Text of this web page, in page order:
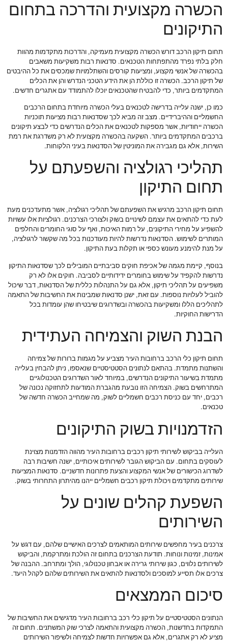
הכשרה מקצועית והדרכה בתחום
התיקונים
תחום תיקון הרכב דורש הכשרה מקצועית מעמיקה, והדרכות מתקדמות מהוות
חלק בלתי נפרד מהתפתחות הטכנאים. סדנאות רבות משקיעות משאבים
בהכשרה של אנשי מקצוע, ומציעות קורסים והשתלמויות שמכסים את כל ההיבטים
של תיקון הרכב. הכשרה זו כוללת הן את הידע הטכני הנדרש והן את הכלים
המתקדמים ביותר, כדי להבטיח שהטכנאים יוכלו להתמודד עם אתגרים חדשים.
כמו כן, ישנה עלייה בדרישה לטכנאים בעלי הכשרה מיוחדת בתחום הרכבים
החשמליים וההיברידיים. מצב זה מביא לכך שסדנאות רבות מציעות תוכניות
הכשרה ייחודיות, אשר מספקות לטכנאים את הכלים הנדרשים כדי לבצע תיקונים
ברכבים המתקדמים ביותר. השקעה בהכשרה מקצועית לא רק משדרגת את רמת
השירות, אלא גם מגבירה את המוניטין של הסדנאות בעיני הלקוחות.
תהליכי רגולציה והשפעתם על
תחום התיקון
תחום תיקון הרכב מרגיש את השפעתם של תהליכי רגולציה, אשר מתעדכנים מעת
לעת כדי להתאים את עצמם לשינויים בשוק ולצורכי הצרכנים. רגולציות אלו עשויות
להשפיע על מחירי התיקונים, על רמות האיכות, ואף על סוגי החומרים והחלפים
המותרים לשימוש. הסדנאות נדרשות להיות מעודכנות בכל מה שקשור לרגולציה,
על מנת להימנע מעונש כספי או תקלות בעת התיקון.
בנוסף, קיימת מגמה של אכיפת חוקים סביבתיים המובילים לכך שסדנאות התיקון
נדרשות להקפיד על שימוש בחומרים ידידותיים לסביבה. חוקים אלו לא רק
משפיעים על תהליכי תיקון, אלא גם על התנהלות כללית של הסדנאות, דבר שיכול
להוביל לעלויות נוספות. עם זאת, ישנן סדנאות שמבינות את החשיבות של התאמה
לתהליכים הללו ומשקיעות בהכשרה ובשדרוגים שיבטיחו שהן עומדות בכל
הדרישות החוקיות.
הבנת השוק והצמיחה העתידית
תחום תיקון כלי הרכב ברחובות העיר מצביע על מגמות ברורות של צמיחה
והשתנות מתמדת. בהתאם לנתונים הסטטיסטיים שנאספו, ניתן להבחין בעלייה
מתמדת בשיעור התיקונים הנדרשים, במיוחד לאור השדרוגים הטכנולוגיים
המתרחשים בשוק. הצמיחה הזו נובעת מהגברת המודעות לתחזוקה נכונה של
רכבים, יחד עם כניסת רכבים חשמליים לשוק, מה שמחייב הכשרה חדשה של
טכנאים.
הזדמנויות בשוק התיקונים
העלייה בביקוש לשירותי תיקון רכבים ברחובות העיר מהווה הזדמנות מצוינת
לעוסקים בתחום. עם הביקוש הגובר לשירותים איכותיים, ישנה חשיבות רבה
לשדרוג הכישורים של אנשי המקצוע והצעת פתרונות חדשניים. סדנאות המציעות
שירותים מתקדמים ויכולת תיקון רכבים חשמליים ייהנו מהיתרון התחרותי בשוק.
השפעת קהלים שונים על
השירותים
צרכנים בעיר מחפשים שירותים המותאמים לצרכים האישיים שלהם, עם דגש על
אמינות, זמינות ונוחות. תודעת הצרכנים בתחום זה הולכת ומתרקמת, והביקוש
לשירותים נלווים, כגון שירותי גרירה או אבחון טכנולוגי, הולך ומתרחב. ההבנה של
צרכים אלו תסייע למוסכים ולסדנאות להתאים את השירותים שלהם לקהל היעד.
סיכום הממצאים
הנתונים הסטטיסטיים על תיקון כלי רכב ברחובות העיר מדגישים את החשיבות של
התמקדות בחדשנות, הכשרה מקצועית והתאמה לצרכי שוק המשתנים. תחום זה
מציע לא רק אתגרים, אלא גם אפשרויות חדשות לצמיחה ולשיפור השירותים